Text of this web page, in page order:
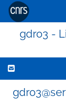
gdro3 -